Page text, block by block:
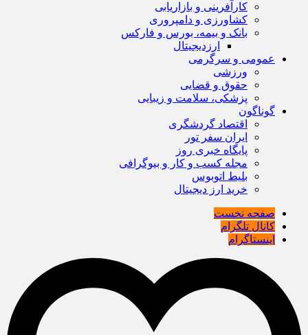
کارآفرینی و بازاریابی
کشاورزی و دامپروری
بانک و بیمه، بورس و فارکس
ارزدیجیتال
عمومی و سرگرمی
ورزشی
حقوق و قضایی
پزشکی، سلامت و زیبایی
گوناگون
اقتصاد گردشگری
ایران سفر تور
پایگاه خبری روز
مجله کسب و کار و بیوگرافی
بلیط اتوبوس
خرید ارز دیجیتال
صفحه نخست
کانال تلگرام
اینستاگرام